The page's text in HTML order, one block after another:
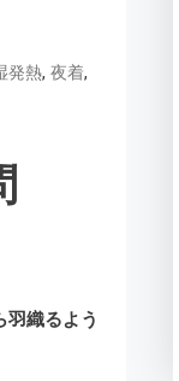
発熱, 夜着,
羽織るよう